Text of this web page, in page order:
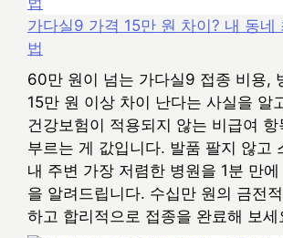
가다실9 가격 15만 원 차이? 내 동네
법
60만 원이 넘는 가다실9 접종 비용,
15만 원 이상 차이 난다는 사실을 알
건강보험이 적용되지 않는 비급여 항
부르는 게 값입니다. 발품 팔지 않고
내 주변 가장 저렴한 병원을 1분 만
을 알려드립니다. 수십만 원의 금전
하고 합리적으로 접종을 완료해 보세